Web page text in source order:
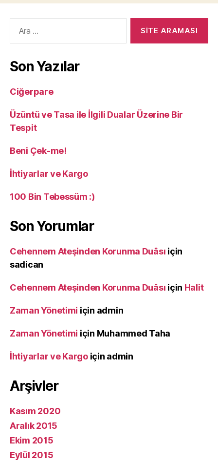
yap:
Son Yazılar
Ciğerpare
Üzüntü ve Tasa ile İlgili Dualar Üzerine Bir
Tespit
Beni Çek-me!
İhtiyarlar ve Kargo
100 Bin Tebessüm :)
Son Yorumlar
Cehennem Ateşinden Korunma Duâsı için
sadican
Cehennem Ateşinden Korunma Duâsı için Halit
Zaman Yönetimi için admin
Zaman Yönetimi için Muhammed Taha
İhtiyarlar ve Kargoiçin admin
Arşivler
Kasım 2020
Aralık 2015
Ekim 2015
Eylül 2015